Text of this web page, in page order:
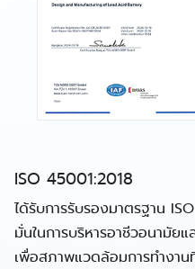
ISO 45001:2018
ได้รับการรับรองมาตรฐาน
มั่นในการบริหารอาชีวอนามัย
เพื่อสภาพแวดล้อมการทำงา